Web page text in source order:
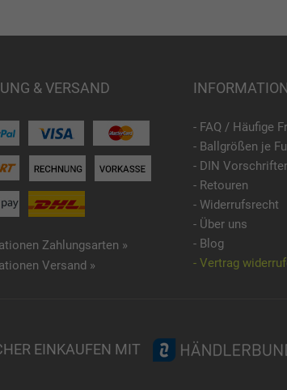
& VERSAND
Zahlungsarten »
Versand »
- FAQ / Häufige
- Ballgrößen je
- DIN
- Retouren
- Widerrufsrecht
- Über uns
- Blog
- Vertrag
EINKAUFEN MIT